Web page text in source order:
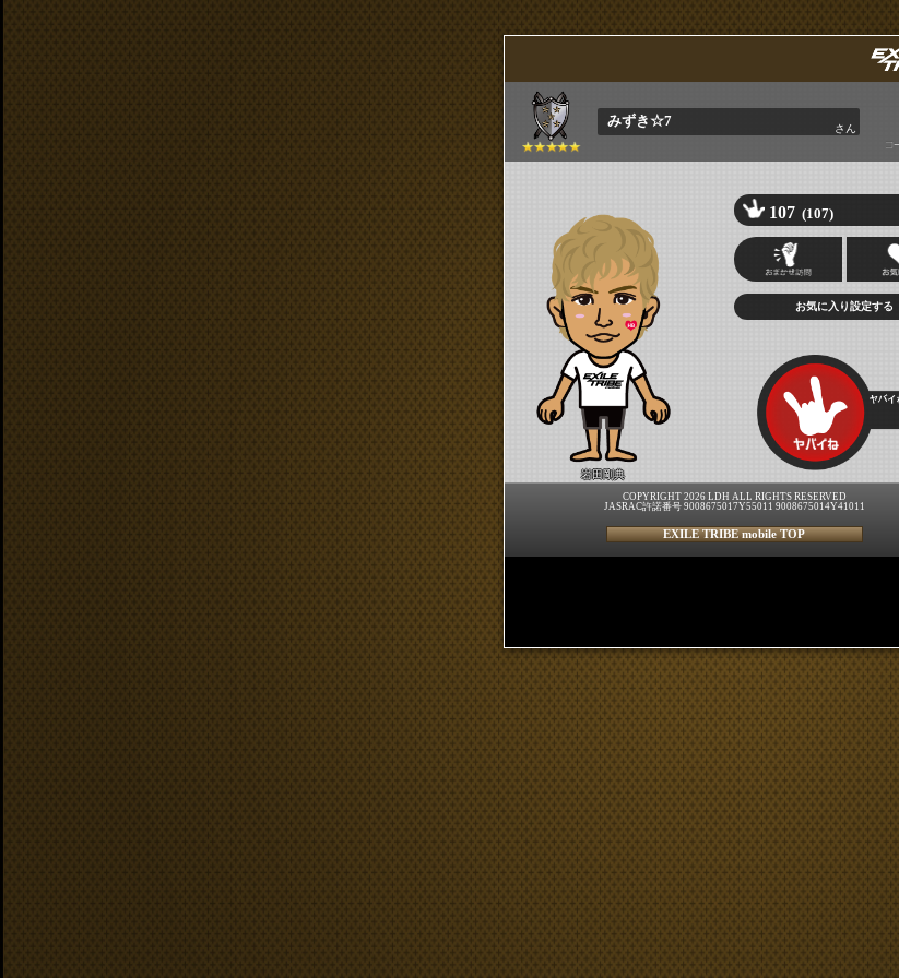
みずき☆7 さん
岩田剛典
107 (107)
COPYRIGHT 2026 LDH ALL RIGHTS RESERVED
JASRAC許諾番号 9008675017Y55011 9008675014Y41011
EXILE TRIBE mobile TOP